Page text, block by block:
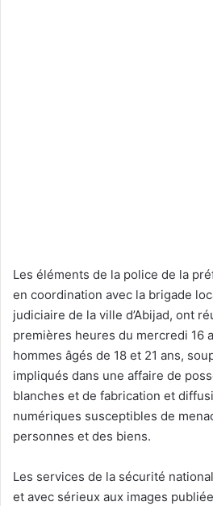
Les éléments de la police de la
en coordination avec la brigade
judiciaire de la ville d’Abijad, ont
premières heures du mercredi 16
hommes âgés de 18 et 21 ans,
impliqués dans une affaire de
blanches et de fabrication et
numériques susceptibles de
personnes et des biens.
Les services de la sécurité
et avec sérieux aux images